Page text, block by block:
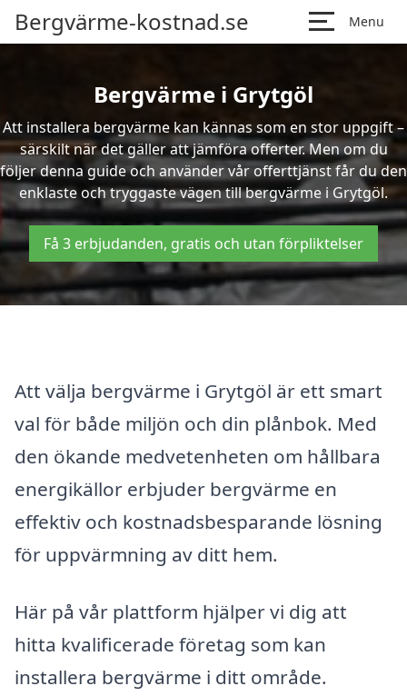
Bergvärme-kostnad.se Menu
Bergvärme i Grytgöl
Att installera bergvärme kan kännas som en stor uppgift –
särskilt när det gäller att jämföra offerter. Men om du
följer denna guide och använder vår offerttjänst får du den
enklaste och tryggaste vägen till bergvärme i Grytgöl.
Få 3 erbjudanden, gratis och utan förpliktelser
Att välja bergvärme i Grytgöl är ett smart
val för både miljön och din plånbok. Med
den ökande medvetenheten om hållbara
energikällor erbjuder bergvärme en
effektiv och kostnadsbesparande lösning
för uppvärmning av ditt hem.
Här på vår plattform hjälper vi dig att
hitta kvalificerade företag som kan
installera bergvärme i ditt område.